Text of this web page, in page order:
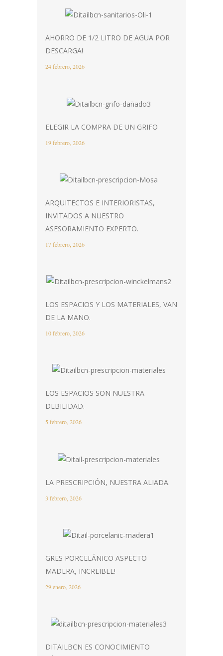
AHORRO DE 1/2 LITRO DE AGUA POR
DESCARGA!
24 febrero, 2026
ELEGIR LA COMPRA DE UN GRIFO
19 febrero, 2026
ARQUITECTOS E INTERIORISTAS,
INVITADOS A NUESTRO
ASESORAMIENTO EXPERTO.
17 febrero, 2026
LOS ESPACIOS Y LOS MATERIALES, VAN
DE LA MANO.
10 febrero, 2026
LOS ESPACIOS SON NUESTRA
DEBILIDAD.
5 febrero, 2026
LA PRESCRIPCIÓN, NUESTRA ALIADA.
3 febrero, 2026
GRES PORCELÁNICO ASPECTO
MADERA, INCREIBLE!
29 enero, 2026
DITAILBCN ES CONOCIMIENTO